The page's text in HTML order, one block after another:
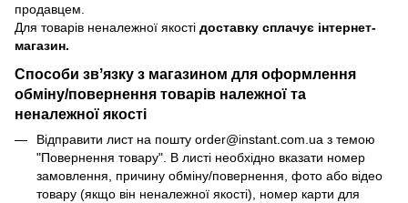
продавцем.
Для товарів неналежної якості доставку сплачує інтернет-
магазин.
Способи звʼязку з магазином для оформлення
обміну/повернення товарів належної та
неналежної якості
Відправити лист на пошту order@instant.com.ua з темою
"Повернення товару". В листі необхідно вказати номер
замовлення, причину обміну/повернення, фото або відео
товару (якщо він неналежної якості), номер карти для